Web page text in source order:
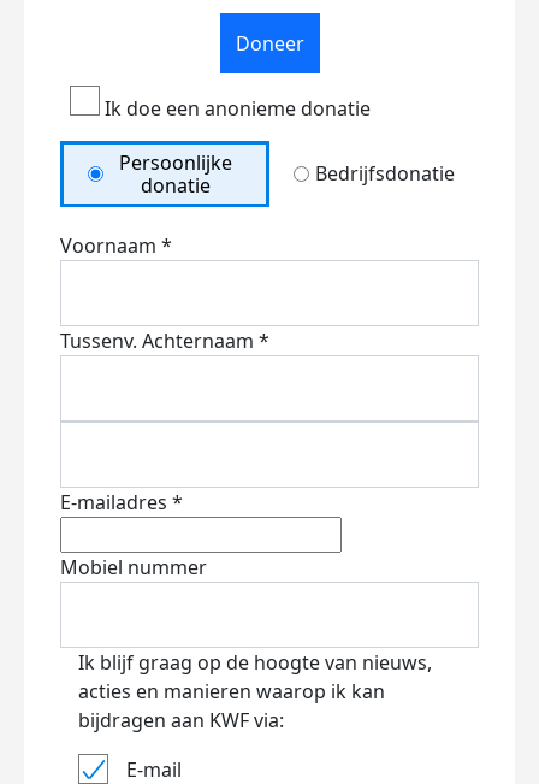
Doneer
Ik doe een anonieme donatie
Persoonlijke
donatie
Bedrijfsdonatie
Voornaam *
Tussenv. Achternaam *
E-mailadres *
Mobiel nummer
Ik blijf graag op de hoogte van nieuws,
acties en manieren waarop ik kan
bijdragen aan KWF via:
E-mail